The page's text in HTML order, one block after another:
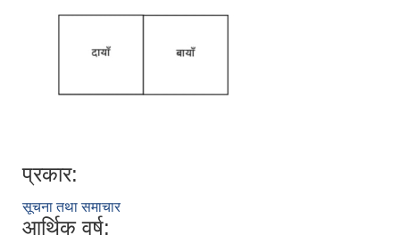
प्रकार:
सूचना तथा समाचार
आर्थिक वर्ष: